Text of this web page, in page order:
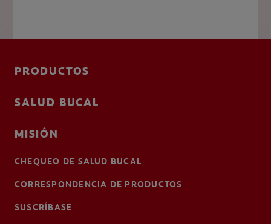
PRODUCTOS
SALUD BUCAL
MISIÓN
CHEQUEO DE SALUD BUCAL
CORRESPONDENCIA DE PRODUCTOS
SUSCRÍBASE